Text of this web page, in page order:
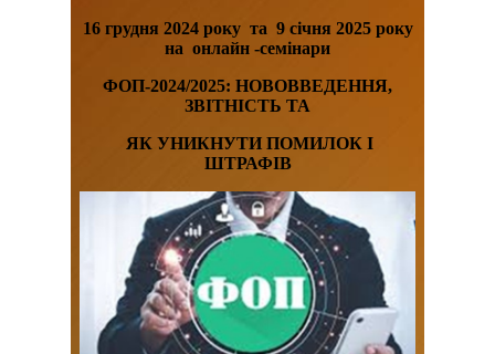
16грудня 2024 року та 9 січня 2025 року
на онлайн -семінари
ФОП-2024/2025: НОВОВВЕДЕННЯ,
ЗВІТНІСТЬ ТА
ЯК УНИКНУТИ ПОМИЛОК І
ШТРАФІВ